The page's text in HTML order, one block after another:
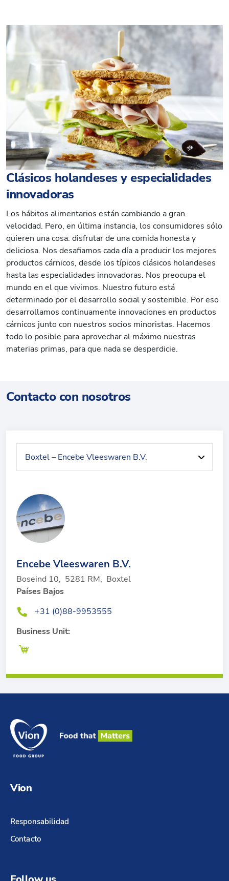
Clásicos holandeses y especialidades
innovadoras
Los hábitos alimentarios están cambiando a gran
velocidad. Pero, en última instancia, los consumidores sólo
quieren una cosa: disfrutar de una comida honesta y
deliciosa. Nos desafiamos cada día a producir los mejores
productos cárnicos, desde los típicos clásicos holandeses
hasta las especialidades innovadoras. Nos preocupa el
mundo en el que vivimos. Nuestro futuro está
determinado por el desarrollo social y sostenible. Por eso
desarrollamos continuamente innovaciones en productos
cárnicos junto con nuestros socios minoristas. Hacemos
todo lo posible para aprovechar al máximo nuestras
materias primas, para que nada se desperdicie.
Contacto con nosotros
Encebe Vleeswaren B.V.
Boseind 10, 5281 RM, Boxtel
Países Bajos
+31 (0)88-9953555
Business Unit:
Vion
Responsabilidad
Contacto